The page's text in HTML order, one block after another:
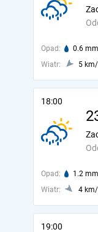
Opad: 0.6 mm
Wiatr:
5
18:00
Opad: 1.2 mm
Wiatr:
4
19:00